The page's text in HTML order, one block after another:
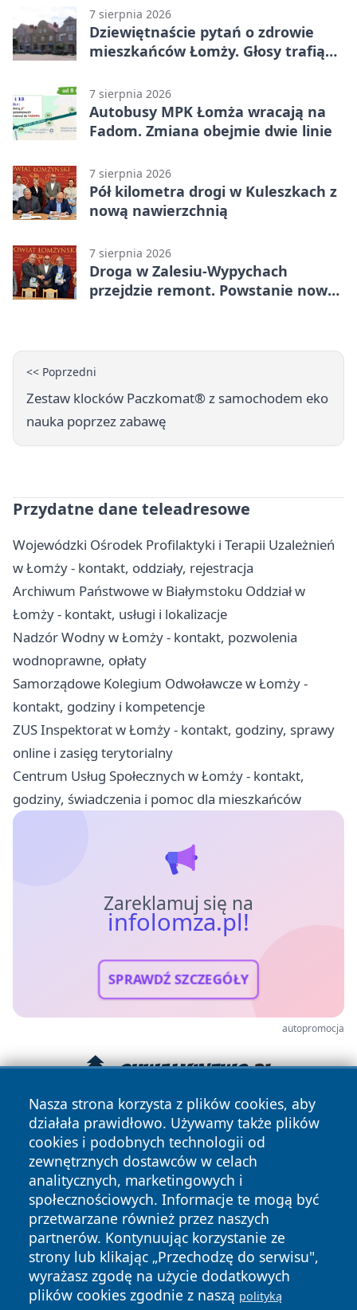
7 sierpnia 2026
Dziewiętnaście pytań o zdrowie
mieszkańców Łomży. Głosy trafią
7 sierpnia 2026
Autobusy MPK Łomża wracają na
Fadom. Zmiana obejmie dwie linie
7 sierpnia 2026
Pół kilometra drogi w Kuleszkach z
nową nawierzchnią
7 sierpnia 2026
Droga w Zalesiu-Wypychach
przejdzie remont. Powstanie nowa
<< Poprzedni
Zestaw klocków Paczkomat® z samochodem eko
nauka poprzez zabawę
Przydatne dane teleadresowe
Wojewódzki Ośrodek Profilaktyki i Terapii Uzależnień
w Łomży - kontakt, oddziały, rejestracja
Archiwum Państwowe w Białymstoku Oddział w
Łomży - kontakt, usługi i lokalizacje
Nadzór Wodny w Łomży - kontakt, pozwolenia
wodnoprawne, opłaty
Samorządowe Kolegium Odwoławcze w Łomży -
kontakt, godziny i kompetencje
ZUS Inspektorat w Łomży - kontakt, godziny, sprawy
online i zasięg terytorialny
Centrum Usług Społecznych w Łomży - kontakt,
godziny, świadczenia i pomoc dla mieszkańców
Zareklamuj się na
infolomza.pl!
SPRAWDŹ SZCZEGÓŁY
autopromocja
Nasza strona korzysta z plików cookies, aby
działała prawidłowo. Używamy także plików
cookies i podobnych technologii od
zewnętrznych dostawców w celach
analitycznych, marketingowych i
społecznościowych. Informacje te mogą być
przetwarzane również przez naszych
partnerów. Kontynuując korzystanie ze
strony lub klikając „Przechodzę do serwisu",
wyrażasz zgodę na użycie dodatkowych
plików cookies zgodnie z naszą polityką
Copyright © 2026 infolomza.pl Wszystkie prawa zastrzeżone.
News Autorzy
Polityka
Prywatności
Polityka
Cookies